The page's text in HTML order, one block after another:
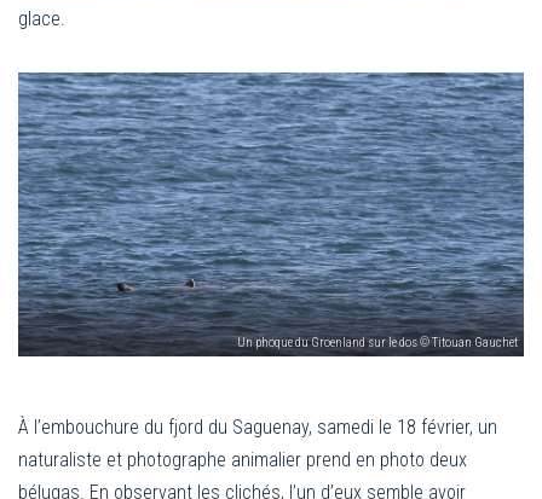
glace.
Un phoque du Groenland sur le dos © Titouan Gauchet
À l’embouchure du fjord du Saguenay, samedi le 18 février, un
naturaliste et photographe animalier prend en photo deux
bélugas. En observant les clichés, l’un d’eux semble avoir